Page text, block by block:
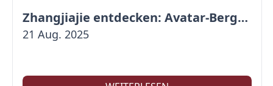
Zhangjiajie entdecken: Avatar-Berge & Altstadt von Fenghuang
21 Aug. 2025